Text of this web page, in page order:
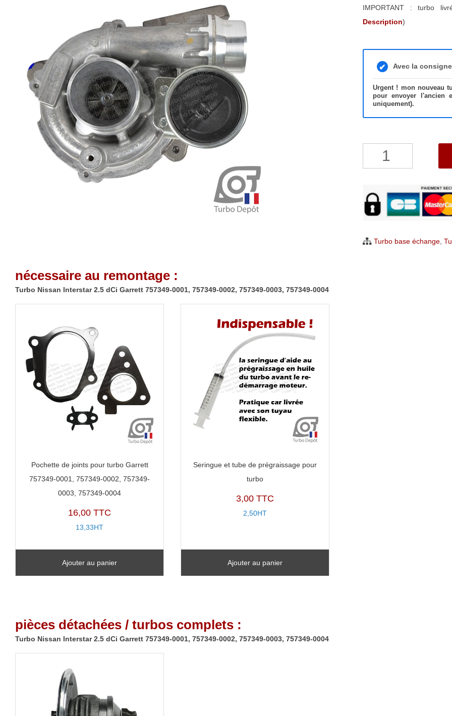
IMPORTANT : turbo
Description)
Avec la
Urgent ! mon nouveau
pour envoyer l'ancien
uniquement).
quantité
Nissan
Interstar
Turbo base échange,
nécessaire au remontage :
Turbo Nissan Interstar 2.5 dCi Garrett 757349-0001, 757349-0002, 757349-0003, 757349-0004
Pochette de joints pour turbo Garrett
757349-0001, 757349-0002, 757349-
0003, 757349-0004
16,00 TTC
13,33HT
Ajouter au panier
Seringue et tube de prégraissage pour
turbo
3,00 TTC
2,50HT
Ajouter au panier
pièces détachées / turbos complets :
Turbo Nissan Interstar 2.5 dCi Garrett 757349-0001, 757349-0002, 757349-0003, 757349-0004